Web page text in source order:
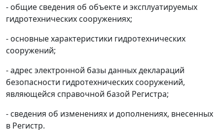
- общие сведения об объекте и эксплуатируемых
гидротехнических сооружениях;
- основные характеристики гидротехнических
сооружений;
- адрес электронной базы данных деклараций
безопасности гидротехнических сооружений,
являющейся справочной базой Регистра;
- сведения об изменениях и дополнениях, внесенных
в Регистр.